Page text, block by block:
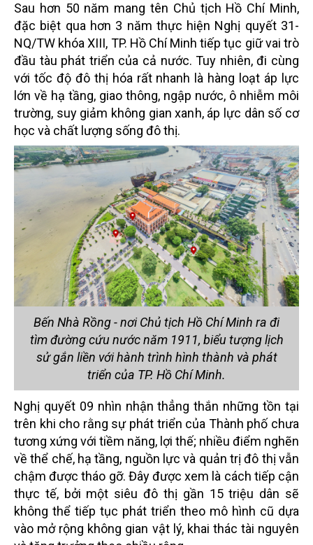
Sau hơn 50 năm mang tên Chủ tịch Hồ Chí Minh,
đặc biệt qua hơn 3 năm thực hiện Nghị quyết 31-
NQ/TW khóa XIII, TP. Hồ Chí Minh tiếp tục giữ vai trò
đầu tàu phát triển của cả nước. Tuy nhiên, đi cùng
với tốc độ đô thị hóa rất nhanh là hàng loạt áp lực
lớn về hạ tầng, giao thông, ngập nước, ô nhiễm môi
trường, suy giảm không gian xanh, áp lực dân số cơ
học và chất lượng sống đô thị.
Bến Nhà Rồng - nơi Chủ tịch Hồ Chí Minh ra đi
tìm đường cứu nước năm 1911, biểu tượng lịch
sử gắn liền với hành trình hình thành và phát
triển của TP. Hồ Chí Minh.
Nghị quyết 09 nhìn nhận thẳng thắn những tồn tại
trên khi cho rằng sự phát triển của Thành phố chưa
tương xứng với tiềm năng, lợi thế; nhiều điểm nghẽn
về thể chế, hạ tầng, nguồn lực và quản trị đô thị vẫn
chậm được tháo gỡ. Đây được xem là cách tiếp cận
thực tế, bởi một siêu đô thị gần 15 triệu dân sẽ
không thể tiếp tục phát triển theo mô hình cũ dựa
vào mở rộng không gian vật lý, khai thác tài nguyên